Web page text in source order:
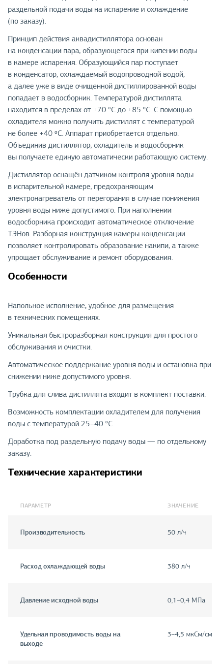
раздельной подачи воды на испарение и охлаждение
(по заказу).
Принцип действия аквадистиллятора основан
на конденсации пара, образующегося при кипении воды
в камере испарения. Образующийся пар поступает
в конденсатор, охлаждаемый водопроводной водой,
а далее уже в виде очищенной дистиллированной воды
попадает в водосборник. Температурой дистиллята
находится в пределах от +70 °С до +85 °С. С помощью
охладителя можно получить дистиллят с температурой
не более +40 ºС. Аппарат приобретается отдельно.
Объединив дистиллятор, охладитель и водосборник
вы получаете единую автоматически работающую систему.
Дистиллятор оснащён датчиком контроля уровня воды
в испарительной камере, предохраняющим
электронагреватель от перегорания в случае понижения
уровня воды ниже допустимого. При наполнении
водосборника происходит автоматическое отключение
ТЭНов. Разборная конструкция камеры конденсации
позволяет контролировать образование накипи, а также
упрощает обслуживание и ремонт оборудования.
Особенности
Напольное исполнение, удобное для размещения
в технических помещениях.
Уникальная быстроразборная конструкция для простого
обслуживания и очистки.
Автоматическое поддержание уровня воды и остановка при
снижении ниже допустимого уровня.
Трубка для слива дистиллята входит в комплект поставки.
Возможность комплектации охладителем для получения
воды с температурой 25−40 °C.
Доработка под раздельную подачу воды — по отдельному
заказу.
Технические характеристики
ПАРАМЕТР ЗНАЧЕНИЕ
Производительность 50 л/ч
Расход охлаждающей воды 380 л/ч
Давление исходной воды 0,1–0,4 МПа
Удельная проводимость воды на
выходе
3–4,5 мкСм/см